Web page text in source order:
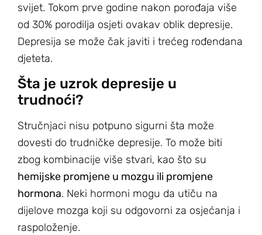
svijet. Tokom prve godine nakon porođaja više
od 30% porodilja osjeti ovakav oblik depresije.
Depresija se može čak javiti i trećeg rođendana
djeteta.
Šta je uzrok depresije u
trudnoći?
Stručnjaci nisu potpuno sigurni šta može
dovesti do trudničke depresije. To može biti
zbog kombinacije više stvari, kao što su
hemijske promjene u mozgu ili promjene
hormona. Neki hormoni mogu da utiču na
dijelove mozga koji su odgovorni za osjećanja i
raspoloženje.